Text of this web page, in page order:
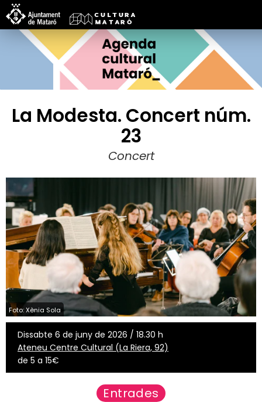
La Modesta. Concert núm.
23
Concert
Foto: Xènia Sola
Dissabte 6 de juny de 2026 / 18.30 h
Ateneu Centre Cultural (La Riera, 92)
de 5 a 15€
Entrades